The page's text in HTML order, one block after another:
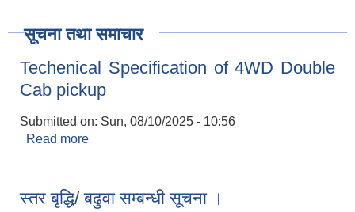
सूचना तथा समाचार
Techenical Specification of 4WD Double
Cab pickup
Submitted on: Sun, 08/10/2025 - 10:56
Read more
स्तर बृद्धि/ बढुवा सम्बन्धी सूचना ।